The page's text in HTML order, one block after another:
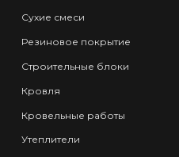
Сухие смеси
Резиновое покрытие
Строительные блоки
Кровля
Кровельные работы
Утеплители